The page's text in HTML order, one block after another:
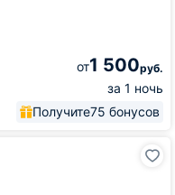
от1 500руб.
за 1 ночь
Получите75 бонусов